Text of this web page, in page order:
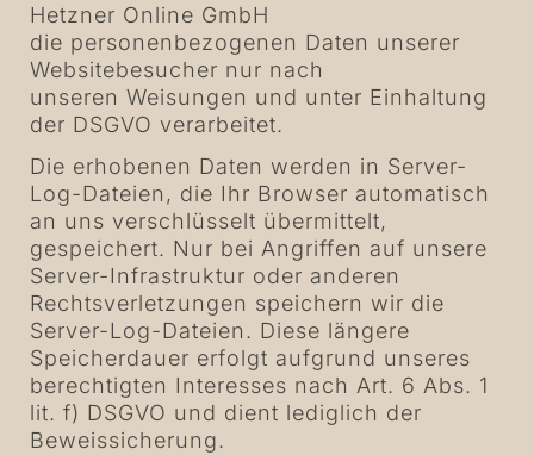
Hetzner Online GmbH
die personenbezogenen Daten unserer
Websitebesucher nur nach
unseren Weisungen und unter Einhaltung
der DSGVO verarbeitet.
Die erhobenen Daten werden in Server-
Log-Dateien, die Ihr Browser automatisch
an uns verschlüsselt übermittelt,
gespeichert. Nur bei Angriffen auf unsere
Server-Infrastruktur oder anderen
Rechtsverletzungen speichern wir die
Server-Log-Dateien. Diese längere
Speicherdauer erfolgt aufgrund unseres
berechtigten Interesses nach Art. 6 Abs. 1
lit. f) DSGVO und dient lediglich der
Beweissicherung.